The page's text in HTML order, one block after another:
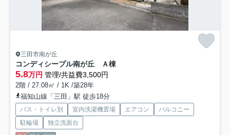
三田市南が丘
コンディシープル南が丘 Ａ棟
5.8万円 管理/共益費3,500円
2階 / 27.08㎡ / 1K /築28年
福知山線「三田」駅 徒歩18分
バス・トイレ別 室内洗濯機置場 エアコン
バルコニー
駐輪場
独立洗面台